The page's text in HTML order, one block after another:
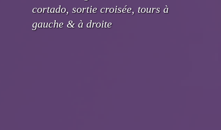
cortado, sortie croisée, tours à
gauche & à droite